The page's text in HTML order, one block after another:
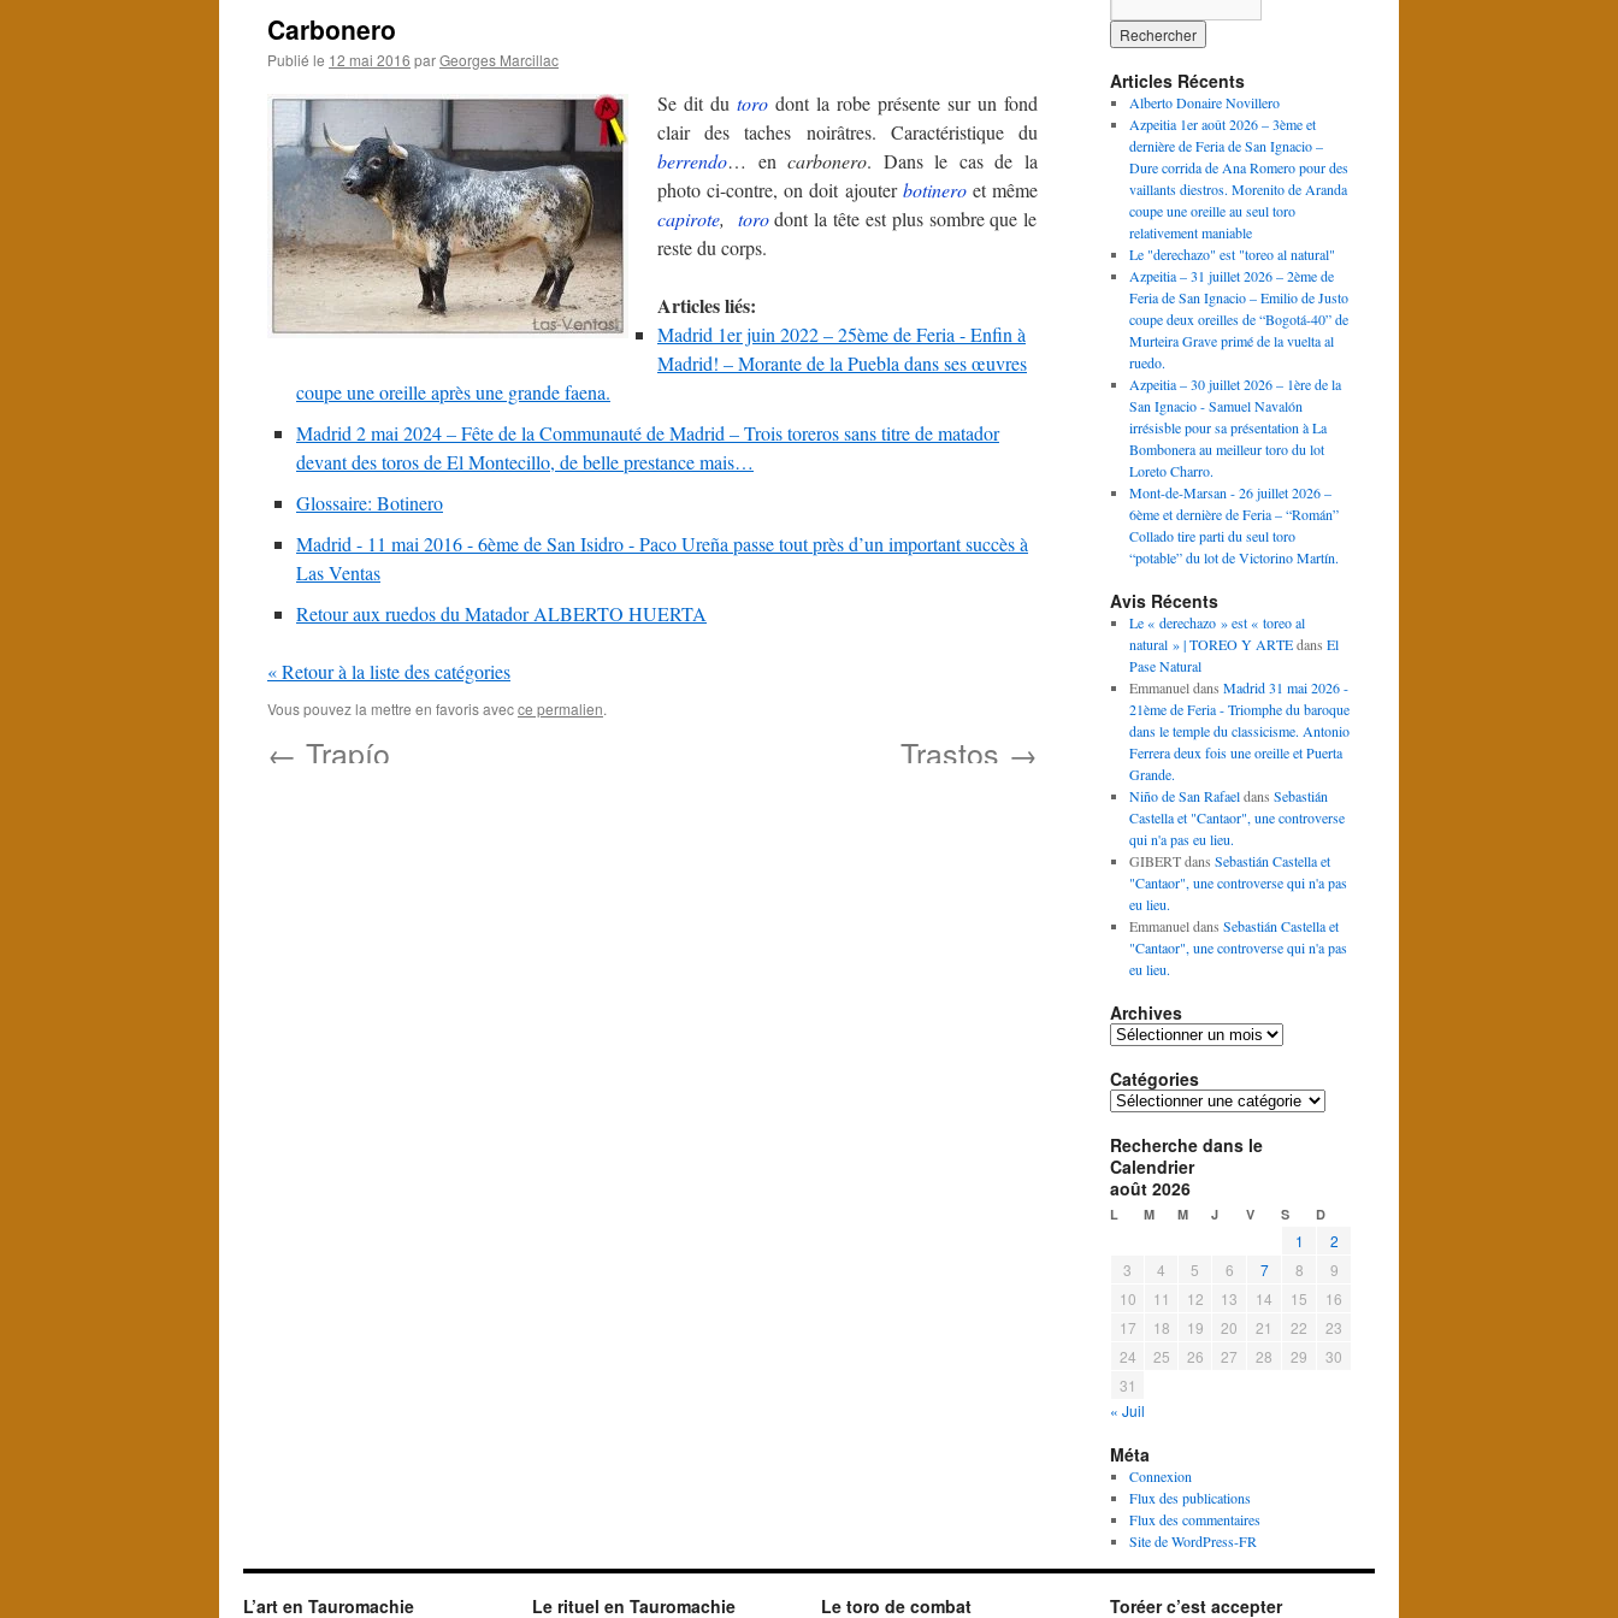
Carbonero
Publié le 12 mai 2016 parGeorges Marcillac
Se dit du toro dont la robe présente sur un fond
clair des taches noirâtres. Caractéristique du
berrendo… encarbonero. Dans le cas de la
photo ci-contre, on doit ajouterbotinero et même
capirote, toro dont la tête est plus sombre que le
reste du corps.
Articles liés:
Madrid 1er juin 2022 – 25ème de Feria - Enfin à
Madrid! – Morante de la Puebla dans ses œuvres
coupe une oreille après une grande faena.
Madrid 2 mai 2024 – Fête de la Communauté de Madrid – Trois toreros sans titre de matador
devant des toros de El Montecillo, de belle prestance mais…
Glossaire: Botinero
Madrid - 11 mai 2016 - 6ème de San Isidro - Paco Ureña passe tout près d’un important succès à
Las Ventas
Retour aux ruedos du Matador ALBERTO HUERTA
« Retour à la liste des catégories
Vous pouvez la mettre en favoris avecce permalien.
← Trapío Trastos →
Articles Récents
Alberto Donaire Novillero
Azpeitia 1er août 2026 – 3ème et
dernière de Feria de San Ignacio –
Dure corrida de Ana Romero pour des
vaillants diestros. Morenito de Aranda
coupe une oreille au seul toro
relativement maniable
Le "derechazo" est "toreo al natural"
Azpeitia – 31 juillet 2026 – 2ème de
Feria de San Ignacio – Emilio de Justo
coupe deux oreilles de “Bogotá-40” de
Murteira Grave primé de la vuelta al
ruedo.
Azpeitia – 30 juillet 2026 – 1ère de la
San Ignacio - Samuel Navalón
irrésisble pour sa présentation à La
Bombonera au meilleur toro du lot
Loreto Charro.
Mont-de-Marsan - 26 juillet 2026 –
6ème et dernière de Feria – “Román”
Collado tire parti du seul toro
“potable” du lot de Victorino Martín.
Avis Récents
Le « derechazo » est « toreo al
natural » | TOREO Y ARTEdans El
Pase Natural
Emmanueldans Madrid 31 mai 2026 -
21ème de Feria - Triomphe du baroque
dans le temple du classicisme. Antonio
Ferrera deux fois une oreille et Puerta
Grande.
Niño de San Rafaeldans Sebastián
Castella et "Cantaor", une controverse
qui n'a pas eu lieu.
GIBERTdans Sebastián Castella et
"Cantaor", une controverse qui n'a pas
eu lieu.
Emmanueldans Sebastián Castella et
"Cantaor", une controverse qui n'a pas
eu lieu.
Archives
Archives
Catégories
Catégories
Recherche dans le
Calendrier
août 2026
L M M J V S D
1
2
3
4 5 6 7 8
9
10
11 12 13 14 15
16
17
18 19 20 21 22
23
24
25 26 27 28 29
30
31
« Juil
Méta
Connexion
Flux des publications
Flux des commentaires
Site de WordPress-FR
L’art en Tauromachie Le rituel en Tauromachie Le toro de combat
Toréer c’est accepter